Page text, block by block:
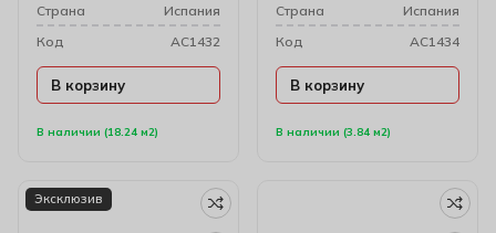
В наличии (18.24 м2)
Cтрана
Испания
Код
AC1432
В корзину
В наличии (3.84 м2)
Cтрана
Испания
Код
AC1434
В корзину
Эксклюзив